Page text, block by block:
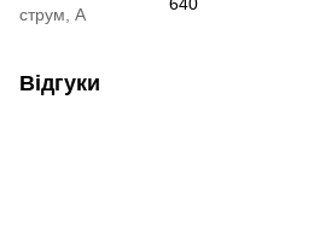
струм, А
Відгуки